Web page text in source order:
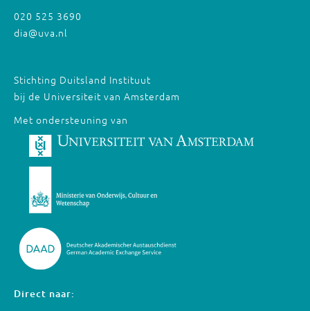
020 525 3690
dia@uva.nl
Stichting Duitsland Instituut
bij de Universiteit van Amsterdam
Met ondersteuning van
Direct naar: